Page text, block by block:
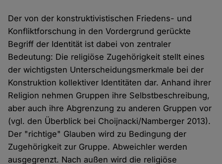
Der von der konstruktivistischen Friedens- und
Konfliktforschung in den Vordergrund gerückte
Begriff der Identität ist dabei von zentraler
Bedeutung: Die religiöse Zugehörigkeit stellt eines
der wichtigsten Unterscheidungsmerkmale bei der
Konstruktion kollektiver Identitäten dar. Anhand ihrer
Religion nehmen Gruppen ihre Selbstbeschreibung,
aber auch ihre Abgrenzung zu anderen Gruppen vor
(vgl. den Überblick bei Choijnacki/Namberger 2013).
Der "richtige" Glauben wird zu Bedingung der
Zugehörigkeit zur Gruppe. Abweichler werden
ausgegrenzt. Nach außen wird die religiöse